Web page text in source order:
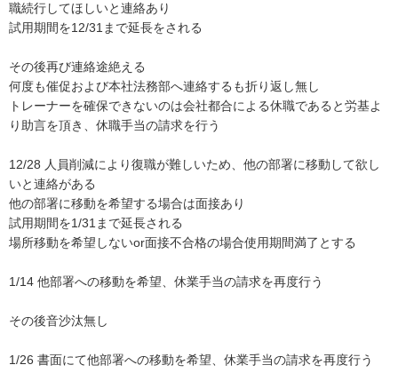
職続行してほしいと連絡あり
試用期間を12/31まで延長をされる
その後再び連絡途絶える
何度も催促および本社法務部へ連絡するも折り返し無し
トレーナーを確保できないのは会社都合による休職であると労基よ
り助言を頂き、休職手当の請求を行う
12/28 人員削減により復職が難しいため、他の部署に移動して欲し
いと連絡がある
他の部署に移動を希望する場合は面接あり
試用期間を1/31まで延長される
場所移動を希望しないor面接不合格の場合使用期間満了とする
1/14 他部署への移動を希望、休業手当の請求を再度行う
その後音沙汰無し
1/26 書面にて他部署への移動を希望、休業手当の請求を再度行う